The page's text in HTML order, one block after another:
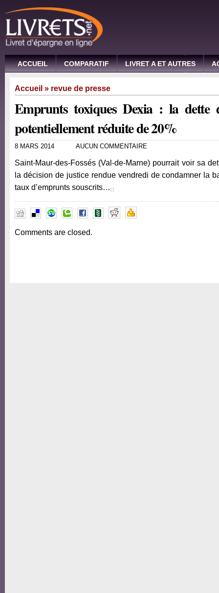
ACCUEIL COMPARATIF LIVRET A ET AUTRES
Accueil » revue de presse
Emprunts toxiques Dexia : la dette
potentiellement réduite de 20%
8 MARS 2014 AUCUN COMMENTAIRE
Saint-Maur-des-Fossés (Val-de-Marne) pourrait voir sa
la décision de justice rendue vendredi de condamner la
taux d’emprunts souscrits…
Comments are closed.